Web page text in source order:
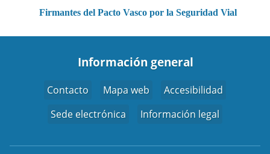
Firmantes del Pacto Vasco por la Seguridad Vial
Información general
Contacto Mapa web
Accesibilidad
Sede electrónica
Información legal